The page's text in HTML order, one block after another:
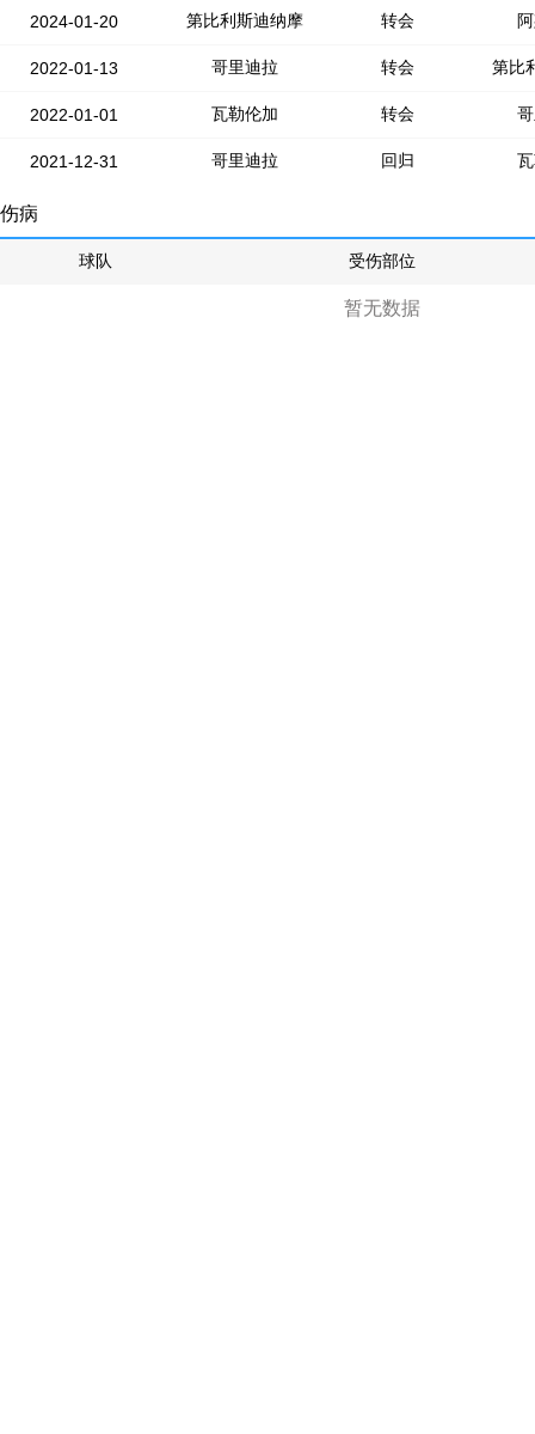
2024-01-20 第比利斯迪纳摩 转会
2022-01-13 哥里迪拉 转会 第比
2022-01-01 瓦勒伦加 转会
2021-12-31 哥里迪拉 回归
伤病
球队 受伤部位
暂无数据